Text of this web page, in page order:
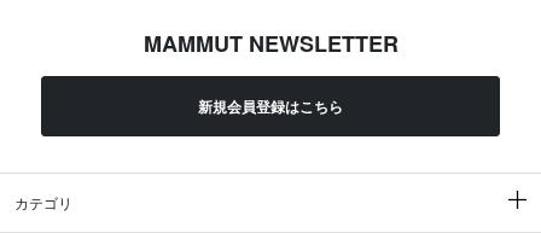
MAMMUT NEWSLETTER
新規会員登録はこちら
カテゴリ